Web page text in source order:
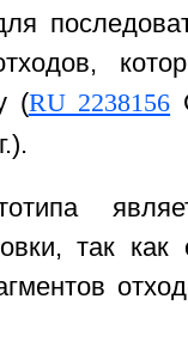
(RU 2238156
так как